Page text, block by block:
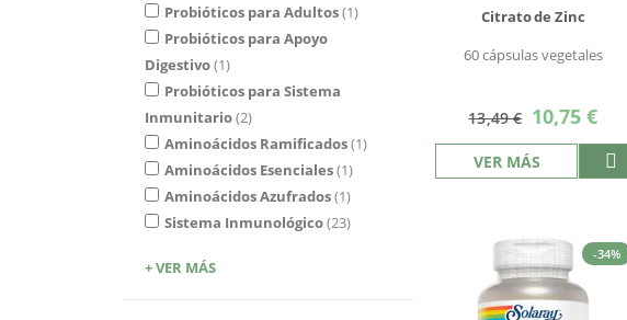
Probióticos para Adultos 1
Probióticos para Apoyo
Digestivo 1
Probióticos para Sistema
Inmunitario 2
Aminoácidos Ramificados 1
Aminoácidos Esenciales 1
Aminoácidos Azufrados 1
Sistema Inmunológico 23
+ VER MÁS
Citrato de Zinc
60 cápsulas vegetales
13,49 € Precio
especial
10,75 €
VER MÁS
-34%